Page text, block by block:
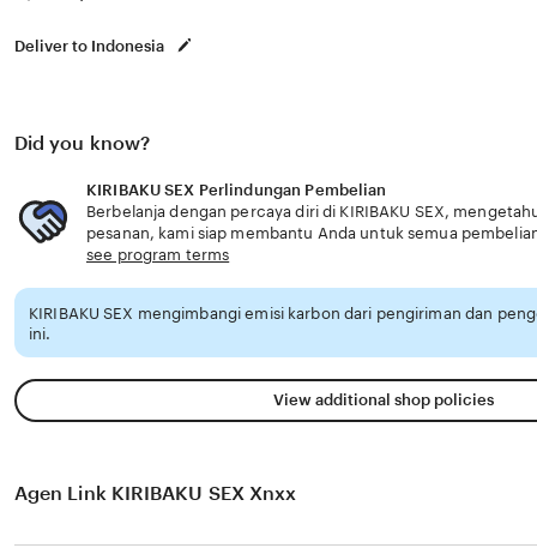
Deliver to Indonesia
Did you know?
KIRIBAKU SEX Perlindungan Pembelian
Berbelanja dengan percaya diri di KIRIBAKU SEX,
pesanan, kami siap membantu Anda untuk semua
see program terms
KIRIBAKU SEX mengimbangi emisi karbon dari pengiriman dan
ini.
View additional shop policies
Agen Link KIRIBAKU SEX Xnxx